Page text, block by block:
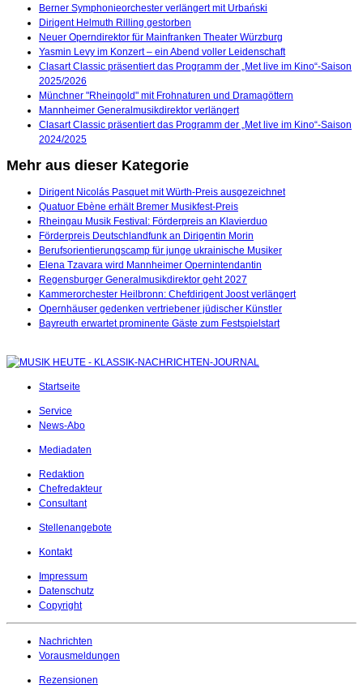
Berner Symphonieorchester verlängert mit Urbański
Dirigent Helmuth Rilling gestorben
Neuer Operndirektor für Mainfranken Theater Würzburg
Yasmin Levy im Konzert – ein Abend voller Leidenschaft
Clasart Classic präsentiert das Programm der „Met live im Kino“-Saison
2025/2026
Münchner "Rheingold" mit Frohnaturen und Dramagöttern
Mannheimer Generalmusikdirektor verlängert
Clasart Classic präsentiert das Programm der „Met live im Kino“-Saison
2024/2025
Mehr aus dieser Kategorie
Dirigent Nicolás Pasquet mit Würth-Preis ausgezeichnet
Quatuor Ebène erhält Bremer Musikfest-Preis
Rheingau Musik Festival: Förderpreis an Klavierduo
Förderpreis Deutschlandfunk an Dirigentin Morin
Berufsorientierungscamp für junge ukrainische Musiker
Elena Tzavara wird Mannheimer Opernintendantin
Regensburger Generalmusikdirektor geht 2027
Kammerorchester Heilbronn: Chefdirigent Joost verlängert
Opernhäuser gedenken vertriebener jüdischer Künstler
Bayreuth erwartet prominente Gäste zum Festspielstart
Startseite
Service
News-Abo
Mediadaten
Redaktion
Chefredakteur
Consultant
Stellenangebote
Kontakt
Impressum
Datenschutz
Copyright
Nachrichten
Vorausmeldungen
Rezensionen